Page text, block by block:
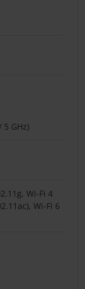
5 GHz)
Wi-Fi 4
Wi-Fi 6